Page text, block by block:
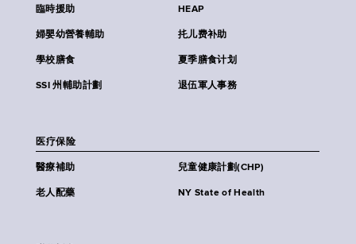
臨時援助 HEAP
婦嬰幼營養輔助 扥儿费补助
學校膳食 夏季膳食计划
SSI 州輔助計劃 退伍軍人事務
医疗保险
醫療補助 兒童健康計劃(CHP)
老人配藥 NY State of Health